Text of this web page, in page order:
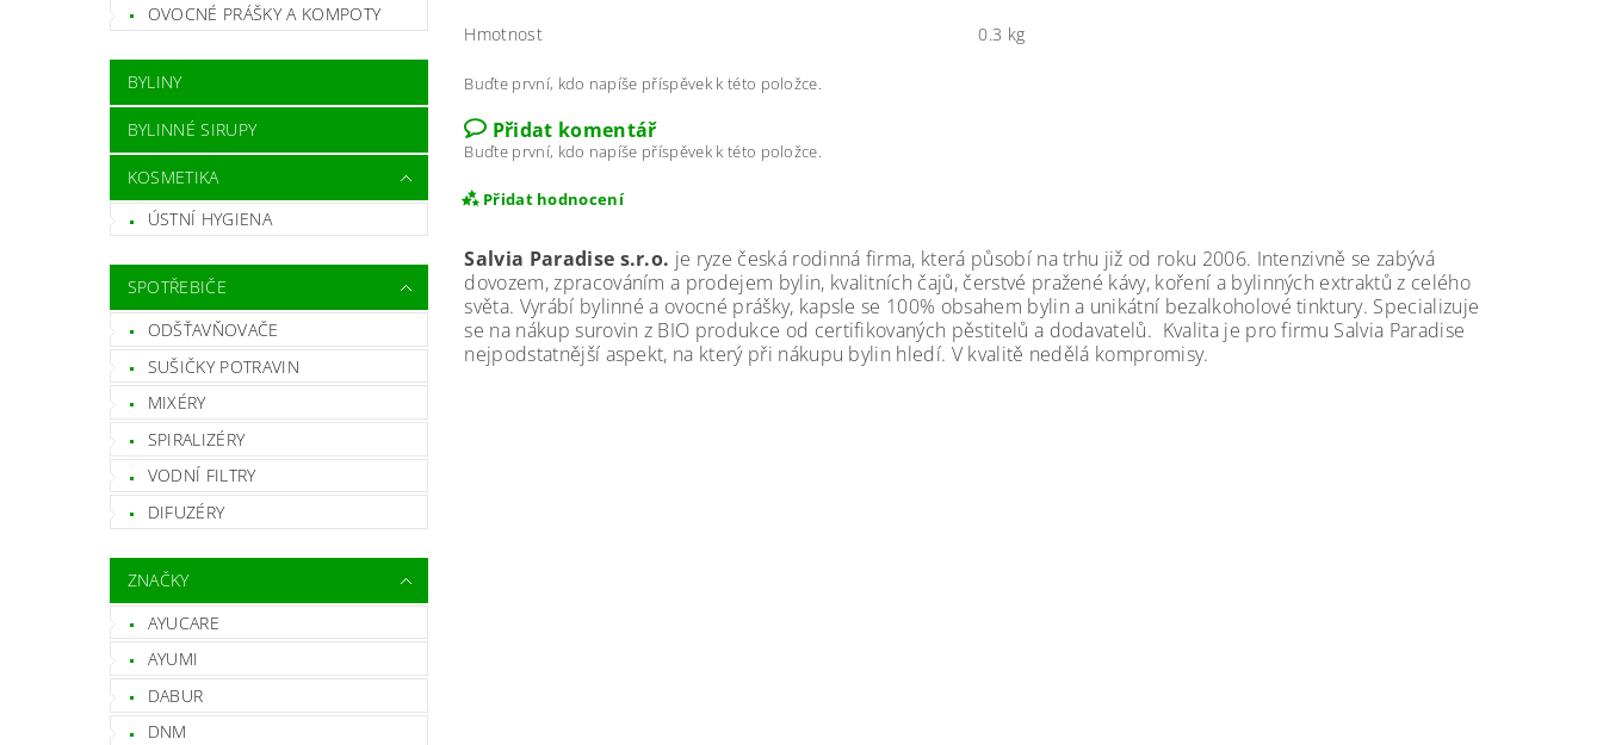
OVOCNÉ PRÁŠKY A KOMPOTY
BYLINY
BYLINNÉ SIRUPY
KOSMETIKA
ÚSTNÍ HYGIENA
SPOTŘEBIČE
ODŠŤAVŇOVAČE
SUŠIČKY POTRAVIN
MIXÉRY
SPIRALIZÉRY
VODNÍ FILTRY
DIFUZÉRY
ZNAČKY
AYUCARE
AYUMI
DABUR
DNM
Hmotnost 0.3 kg
Buďte první, kdo napíše příspěvek k této položce.
Přidat komentář
Buďte první, kdo napíše příspěvek k této položce.
Přidat hodnocení
Salvia Paradise s.r.o. je ryze česká rodinná firma, která působí na trhu již od roku 2006. Intenzivně se zabývá
dovozem, zpracováním a prodejem bylin, kvalitních čajů, čerstvé pražené kávy, koření a bylinných extraktů z celého
světa. Vyrábí bylinné a ovocné prášky, kapsle se 100% obsahem bylin a unikátní bezalkoholové tinktury. Specializuje
se na nákup surovin z BIO produkce od certifikovaných pěstitelů a dodavatelů. Kvalita je pro firmu Salvia Paradise
nejpodstatnější aspekt, na který při nákupu bylin hledí. V kvalitě nedělá kompromisy.